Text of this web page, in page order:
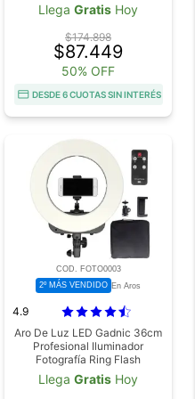
Llega Gratis Hoy
$174.898
$87.449
50% OFF
DESDE 6 CUOTAS SIN INTERÉS
COD. FOTO0003
2º MÁS VENDIDO En Aros
4.9
Aro De Luz LED Gadnic 36cm
Profesional Iluminador
Fotografía Ring Flash
Llega Gratis Hoy